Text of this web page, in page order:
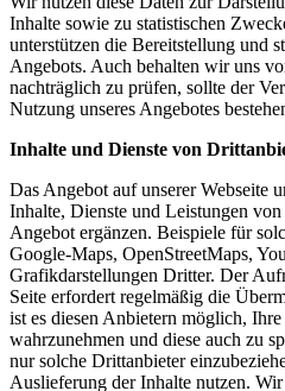
Inhalte sowie zu statistischen
unterstützen die Bereitstellung und
Angebots. Auch behalten wir uns
nachträglich zu prüfen, sollte der
Nutzung unseres Angebotes
Inhalte und Dienste von
Das Angebot auf unserer Webseite
Inhalte, Dienste und Leistungen
Angebot ergänzen. Beispiele für
Google-Maps, OpenStreetMaps,
Grafikdarstellungen Dritter. Der
Seite erfordert regelmäßig die
ist es diesen Anbietern möglich,
wahrzunehmen und diese auch zu
nur solche Drittanbieter
Auslieferung der Inhalte nutzen.